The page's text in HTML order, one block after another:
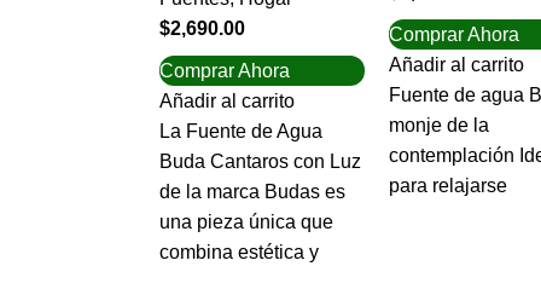
$2,690.00
Comprar Ahora
Añadir al carrito
La Fuente de Agua
Buda Cantaros con Luz
de la marca Budas es
una pieza única que
combina estética y
Comprar Ahora
Añadir al carrito
Fuente de agua
monje de la
contemplación
para relajarse